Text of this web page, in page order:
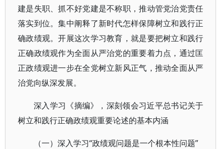
建是失职、抓不好党建是不称职，推动管党治党责任
落实到位。集中阐释了新时代怎样保障树立和践行正
确政绩观。开展这次学习教育，就是要把树立和践行
正确政绩观作为全面从严治党的重要着力点，通过匡
正政绩观进一步在全党树立新风正气，推动全面从严
治党向纵深发展。
深入学习《摘编》，深刻领会习近平总书记关于
树立和践行正确政绩观重要论述的基本内涵
（一）深入学习“政绩观问题是一个根本性问题”